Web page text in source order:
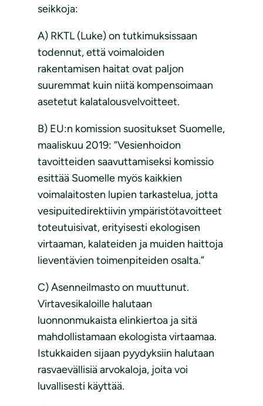
seikkoja:
A) RKTL (Luke) on tutkimuksissaan
todennut, että voimaloiden
rakentamisen haitat ovat paljon
suuremmat kuin niitä kompensoimaan
asetetut kalatalousvelvoitteet.
B) EU:n komission suositukset Suomelle,
maaliskuu 2019: ”Vesienhoidon
tavoitteiden saavuttamiseksi komissio
esittää Suomelle myös kaikkien
voimalaitosten lupien tarkastelua, jotta
vesipuitedirektiivin ympäristötavoitteet
toteutuisivat, erityisesti ekologisen
virtaaman, kalateiden ja muiden haittoja
lieventävien toimenpiteiden osalta.”
C) Asenneilmasto on muuttunut.
Virtavesikaloille halutaan
luonnonmukaista elinkiertoa ja sitä
mahdollistamaan ekologista virtaamaa.
Istukkaiden sijaan pyydyksiin halutaan
rasvaevällisiä arvokaloja, joita voi
luvallisesti käyttää.